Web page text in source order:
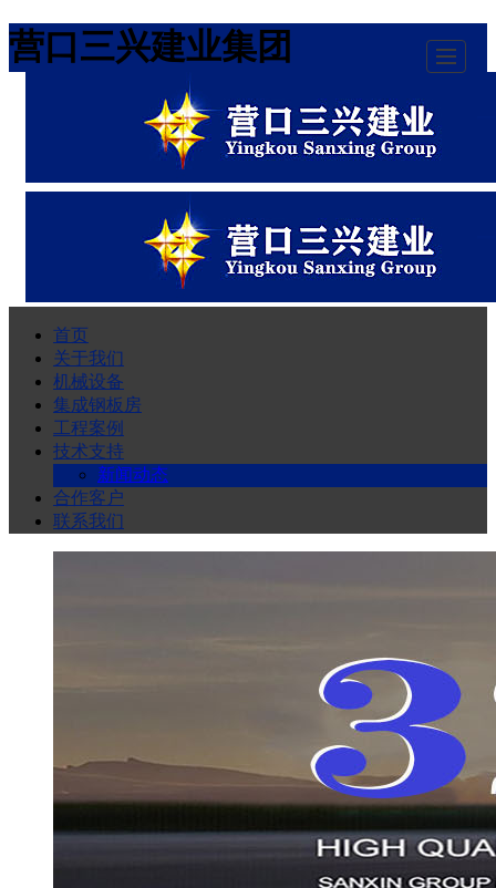
营口三兴建业集团
关于我们
机械设备
集成钢板房
工程案例
技术支持
首页
关于我们
机械设备
集成钢板房
工程案例
技术支持
新闻动态
合作客户
联系我们